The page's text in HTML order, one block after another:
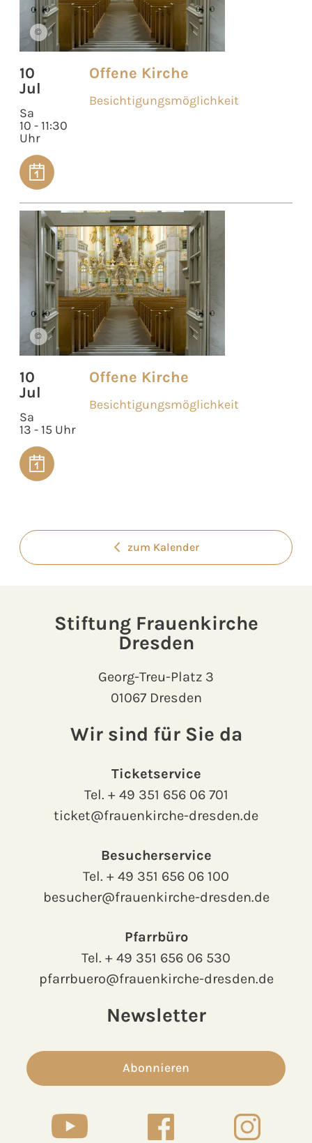
©
10
Jul
Sa
10 - 11:30
Uhr
Offene Kirche
Besichtigungsmöglichkeit
©
10
Jul
Sa
13 - 15 Uhr
Offene Kirche
Besichtigungsmöglichkeit
zum Kalender
Stiftung Frauenkirche
Dresden
Georg-Treu-Platz 3
01067 Dresden
Wir sind für Sie da
Ticketservice
Tel. + 49 351 656 06 701
ticket@frauenkirche-dresden.de
Besucherservice
Tel. + 49 351 656 06 100
besucher@frauenkirche-dresden.de
Pfarrbüro
Tel. + 49 351 656 06 530
pfarrbuero@frauenkirche-dresden.de
Newsletter
Abonnieren